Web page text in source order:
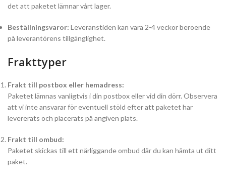
det att paketet lämnar vårt lager.
Beställningsvaror: Leveranstiden kan vara 2-4 veckor beroende
på leverantörens tillgänglighet.
Frakttyper
Frakt till postbox eller hemadress:
Paketet lämnas vanligtvis i din postbox eller vid din dörr. Observera
att vi inte ansvarar för eventuell stöld efter att paketet har
levererats och placerats på angiven plats.
Frakt till ombud:
Paketet skickas till ett närliggande ombud där du kan hämta ut ditt
paket.